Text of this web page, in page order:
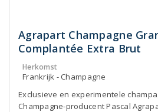
Agrapart Champagne
Complantée Extra Brut
Herkomst
Frankrijk - Champagne
Exclusieve en experimentele
Champagne-producent Pascal